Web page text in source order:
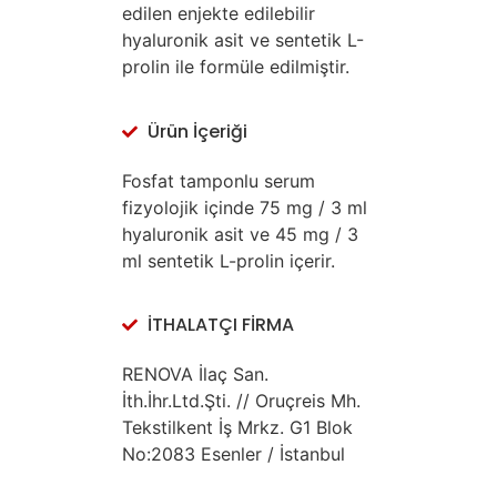
edilen enjekte edilebilir
hyaluronik asit ve sentetik L-
prolin ile formüle edilmiştir.
Ürün İçeriği
Fosfat tamponlu serum
fizyolojik içinde 75 mg / 3 ml
hyaluronik asit ve 45 mg / 3
ml sentetik L-prolin içerir.
İTHALATÇI FİRMA
RENOVA İlaç San.
İth.İhr.Ltd.Şti. // Oruçreis Mh.
Tekstilkent İş Mrkz. G1 Blok
No:2083 Esenler / İstanbul